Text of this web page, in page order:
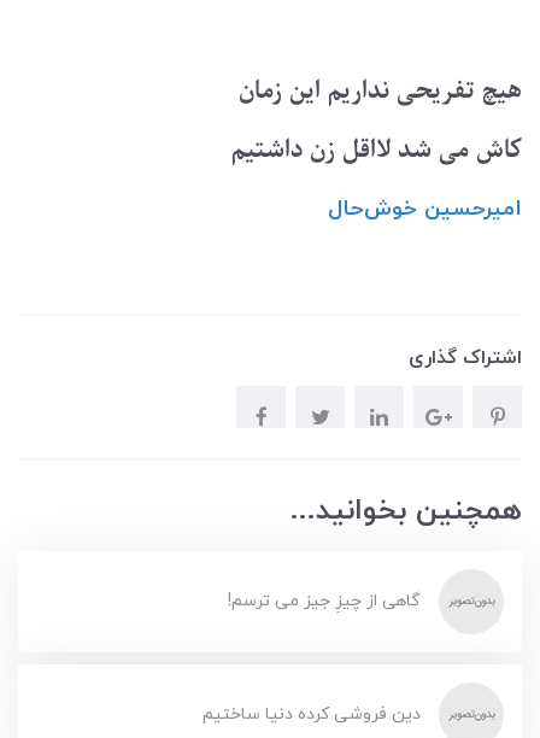
هیچ تفریحی نداریم این زمان
کاش می شد لااقل زن داشتیم
امیرحسین ‌خوش‌حال
اشتراک گذاری
همچنین بخوانید...
گاهی از چیزِ جیز می ترسم!
دین فروشی کرده دنیا ساختیم